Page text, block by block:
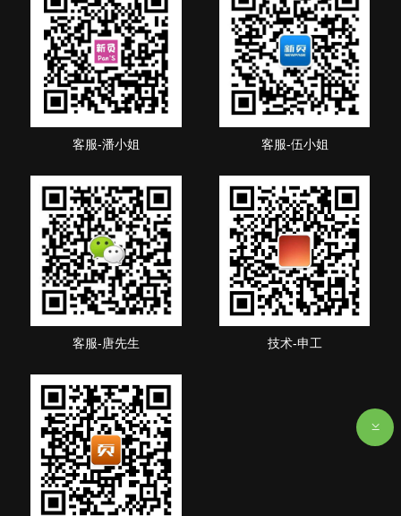
客服-潘小姐 客服-伍小姐
客服-唐先生 技术-申工